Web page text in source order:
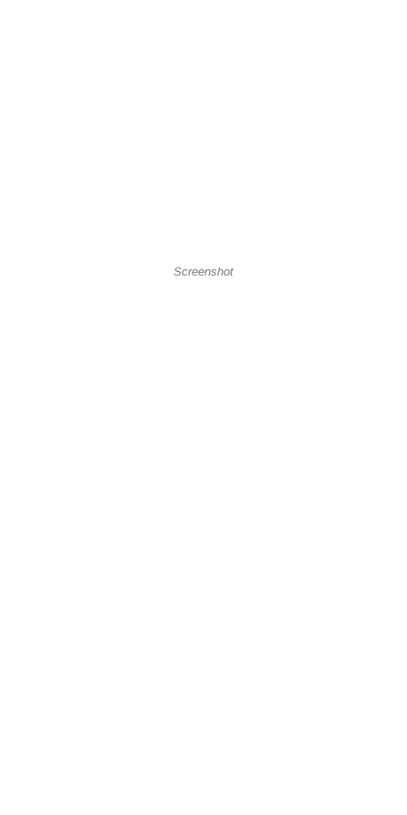
Screenshot